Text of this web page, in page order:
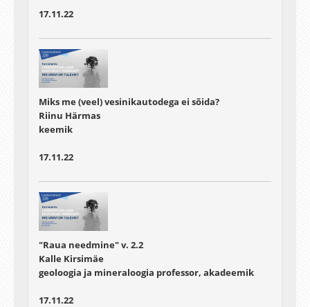
17.11.22
Miks me (veel) vesinikautodega ei sõida?
Riinu Härmas
keemik
17.11.22
"Raua needmine" v. 2.2
Kalle Kirsimäe
geoloogia ja mineraloogia professor, akadeemik
17.11.22